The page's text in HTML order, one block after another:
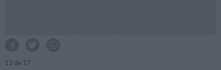
13 de 17